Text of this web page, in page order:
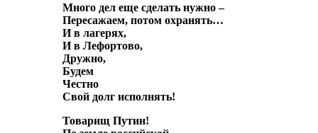
Много дел еще сделать нужно –
Пересажаем, потом охранять…
И в лагерях,
И в Лефортово,
Дружно,
Будем
Честно
Свой долг исполнять!
Товарищ Путин!